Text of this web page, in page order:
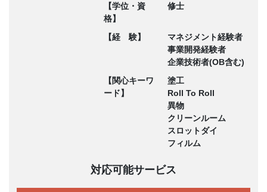
【学位・資
格】
修士
【経 験】
マネジメント経験者
事業開発経験者
企業技術者(OB含む)
【関心キーワ
ード】
塗工
Roll To Roll
異物
クリーンルーム
スロットダイ
フィルム
対応可能サービス